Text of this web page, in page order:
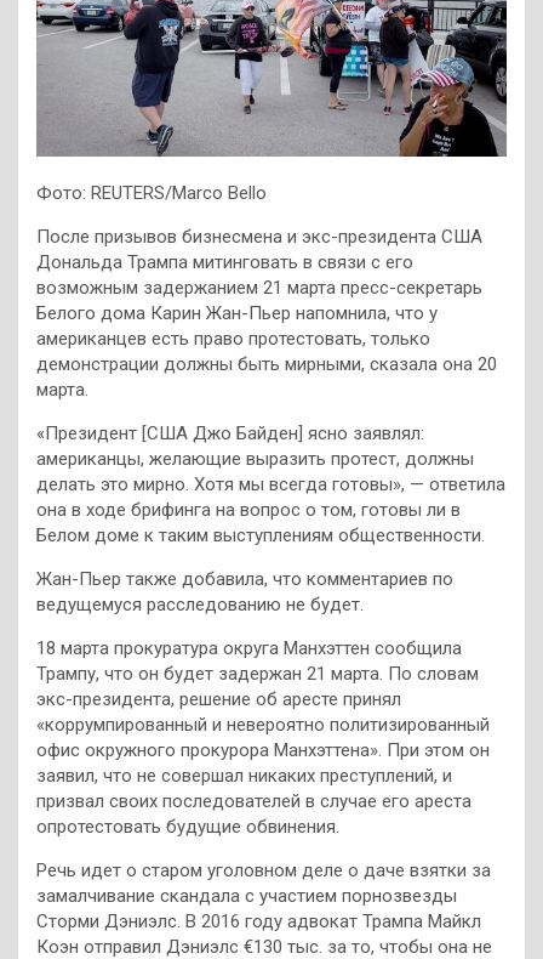
Фото: REUTERS/Marco Bello
После призывов бизнесмена и экс-президента США
Дональда Трампа митинговать в связи с его
возможным задержанием 21 марта пресс-секретарь
Белого дома Карин Жан-Пьер напомнила, что у
американцев есть право протестовать, только
демонстрации должны быть мирными, сказала она 20
марта.
«Президент [США Джо Байден] ясно заявлял:
американцы, желающие выразить протест, должны
делать это мирно. Хотя мы всегда готовы», — ответила
она в ходе брифинга на вопрос о том, готовы ли в
Белом доме к таким выступлениям общественности.
Жан-Пьер также добавила, что комментариев по
ведущемуся расследованию не будет.
18 марта прокуратура округа Манхэттен сообщила
Трампу, что он будет задержан 21 марта. По словам
экс-президента, решение об аресте принял
«коррумпированный и невероятно политизированный
офис окружного прокурора Манхэттена». При этом он
заявил, что не совершал никаких преступлений, и
призвал своих последователей в случае его ареста
опротестовать будущие обвинения.
Речь идет о старом уголовном деле о даче взятки за
замалчивание скандала с участием порнозвезды
Сторми Дэниэлс. В 2016 году адвокат Трампа Майкл
Коэн отправил Дэниэлс €130 тыс. за то, чтобы она не